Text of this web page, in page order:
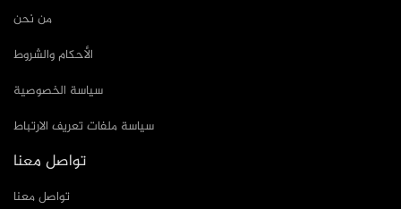
من نحن
الأحكام والشروط
سياسة الخصوصية
سياسة ملفات تعريف الارتباط
تواصل معنا
تواصل معنا